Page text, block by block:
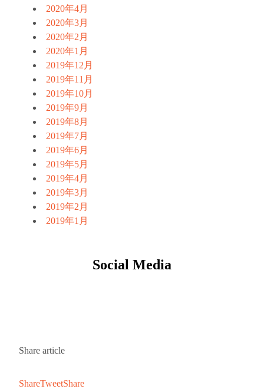
2020年4月
2020年3月
2020年2月
2020年1月
2019年12月
2019年11月
2019年10月
2019年9月
2019年8月
2019年7月
2019年6月
2019年5月
2019年4月
2019年3月
2019年2月
2019年1月
Social Media
Share article
ShareTweetShare